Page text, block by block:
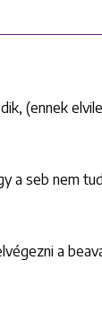
(ennek
a seb nem
a